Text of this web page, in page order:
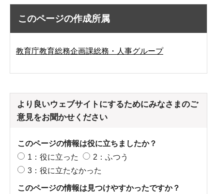
このページの作成所属
教育庁教育総務企画課総務・人事グループ
より良いウェブサイトにするためにみなさまのご
意見をお聞かせください
このページの情報は役に立ちましたか？
1：役に立った
2：ふつう
3：役に立たなかった
このページの情報は見つけやすかったですか？